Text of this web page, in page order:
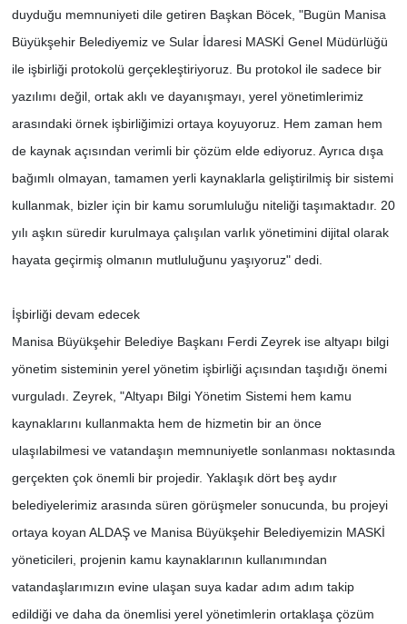
duyduğu memnuniyeti dile getiren Başkan Böcek, "Bugün Manisa
Büyükşehir Belediyemiz ve Sular İdaresi MASKİ Genel Müdürlüğü
ile işbirliği protokolü gerçekleştiriyoruz. Bu protokol ile sadece bir
yazılımı değil, ortak aklı ve dayanışmayı, yerel yönetimlerimiz
arasındaki örnek işbirliğimizi ortaya koyuyoruz. Hem zaman hem
de kaynak açısından verimli bir çözüm elde ediyoruz. Ayrıca dışa
bağımlı olmayan, tamamen yerli kaynaklarla geliştirilmiş bir sistemi
kullanmak, bizler için bir kamu sorumluluğu niteliği taşımaktadır. 20
yılı aşkın süredir kurulmaya çalışılan varlık yönetimini dijital olarak
hayata geçirmiş olmanın mutluluğunu yaşıyoruz" dedi.
İşbirliği devam edecek
Manisa Büyükşehir Belediye Başkanı Ferdi Zeyrek ise altyapı bilgi
yönetim sisteminin yerel yönetim işbirliği açısından taşıdığı önemi
vurguladı. Zeyrek, "Altyapı Bilgi Yönetim Sistemi hem kamu
kaynaklarını kullanmakta hem de hizmetin bir an önce
ulaşılabilmesi ve vatandaşın memnuniyetle sonlanması noktasında
gerçekten çok önemli bir projedir. Yaklaşık dört beş aydır
belediyelerimiz arasında süren görüşmeler sonucunda, bu projeyi
ortaya koyan ALDAŞ ve Manisa Büyükşehir Belediyemizin MASKİ
yöneticileri, projenin kamu kaynaklarının kullanımından
vatandaşlarımızın evine ulaşan suya kadar adım adım takip
edildiği ve daha da önemlisi yerel yönetimlerin ortaklaşa çözüm